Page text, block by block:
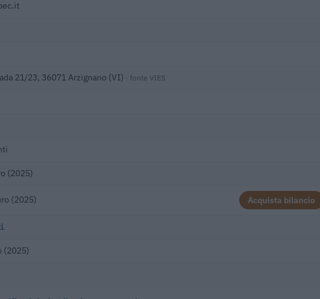
21/23, 36071 Arzignano (VI) · fonte VIES
(2025)
(2025) Acquista bilancio
(2025)